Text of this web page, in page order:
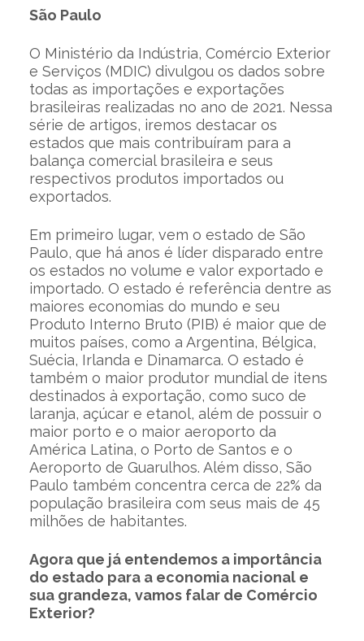
São Paulo
O Ministério da Indústria, Comércio Exterior
e Serviços (MDIC) divulgou os dados sobre
todas as importações e exportações
brasileiras realizadas no ano de 2021. Nessa
série de artigos, iremos destacar os
estados que mais contribuíram para a
balança comercial brasileira e seus
respectivos produtos importados ou
exportados.
Em primeiro lugar, vem o estado de São
Paulo, que há anos é líder disparado entre
os estados no volume e valor exportado e
importado. O estado é referência dentre as
maiores economias do mundo e seu
Produto Interno Bruto (PIB) é maior que de
muitos países, como a Argentina, Bélgica,
Suécia, Irlanda e Dinamarca. O estado é
também o maior produtor mundial de itens
destinados à exportação, como suco de
laranja, açúcar e etanol, além de possuir o
maior porto e o maior aeroporto da
América Latina, o Porto de Santos e o
Aeroporto de Guarulhos. Além disso, São
Paulo também concentra cerca de 22% da
população brasileira com seus mais de 45
milhões de habitantes.
Agora que já entendemos a importância
do estado para a economia nacional e
sua grandeza, vamos falar de Comércio
Exterior?